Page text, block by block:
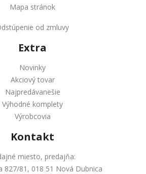
Mapa stránok
od zmluvy
Extra
Novinky
Akciový tovar
Najpredávanešie
Výhodné komplety
Výrobcovia
Kontakt
miesto, predajňa:
827/81, 018 51 Nová Dubnica